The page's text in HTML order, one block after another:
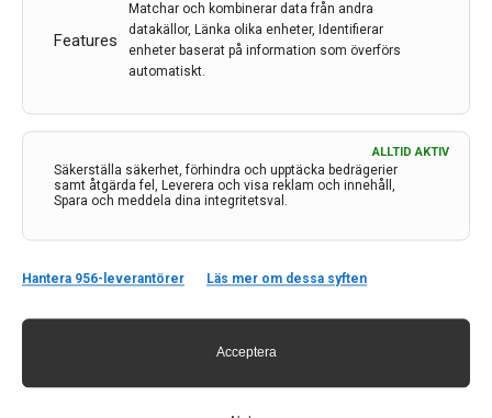
Features
Matchar och kombinerar data från andra
datakällor, Länka olika enheter, Identifierar
enheter baserat på information som överförs
automatiskt.
Säkerställa säkerhet, förhindra och upptäcka bedrägerier
samt åtgärda fel, Leverera och visa reklam och innehåll,
Spara och meddela dina integritetsval.
ALLTID AKTIV
Hantera 956-leverantörer Läs mer om dessa syften
Acceptera
Neurologi i Sverige